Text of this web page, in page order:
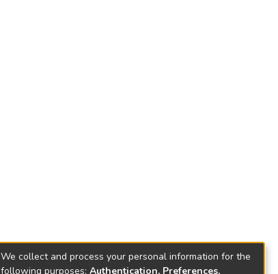
We collect and process your personal information for the
following purposes: Authentication, Preferences,